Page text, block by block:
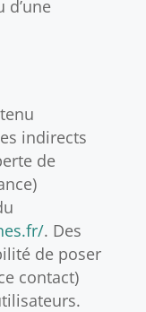
d’une
indirects
de
. Des
de poser
contact)